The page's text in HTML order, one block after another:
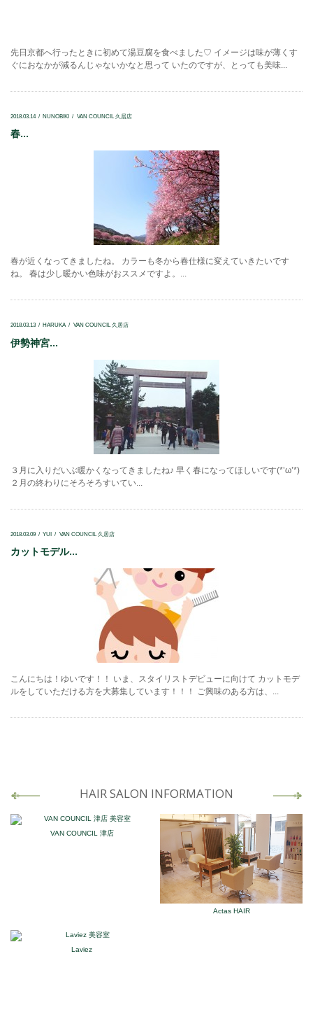
先日京都へ行ったときに初めて湯豆腐を食べました♡ イメージは味が薄くす
ぐにおなかが減るんじゃないかなと思って いたのですが、とっても美味...
2018.03.14 NUNOBIKI VAN COUNCIL 久居店
春...
春が近くなってきましたね。 カラーも冬から春仕様に変えていきたいです
ね。 春は少し暖かい色味がおススメですよ。...
2018.03.13 HARUKA VAN COUNCIL 久居店
伊勢神宮...
３月に入りだいぶ暖かくなってきましたね♪ 早く春になってほしいです(*’ω’*)
２月の終わりにそろそろすいてい...
2018.03.09 YUI VAN COUNCIL 久居店
カットモデル...
こんにちは！ゆいです！！ いま、スタイリストデビューに向けて カットモデ
ルをしていただける方を大募集しています！！！ ご興味のある方は、...
HAIR SALON INFORMATION
VAN COUNCIL 津店
Actas HAIR
Laviez